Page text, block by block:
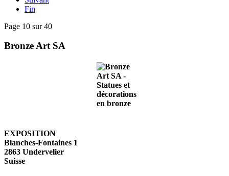
Fin
Page 10 sur 40
Bronze Art SA
EXPOSITION
Blanches-Fontaines 1
2863 Undervelier
Suisse